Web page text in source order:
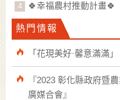
🍀幸福農村推動計畫🍀
熱門情報
「花現美好·馨意滿滿」
『2023 彰化縣政府暨
廣媒合會』